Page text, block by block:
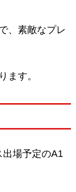
、素敵なプレ
ます。
出場予定のA1